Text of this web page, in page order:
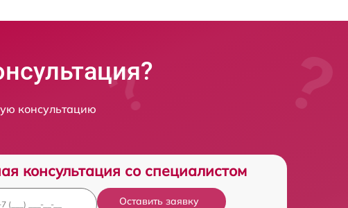
консультацию
консультация со специалистом
Оставить заявку